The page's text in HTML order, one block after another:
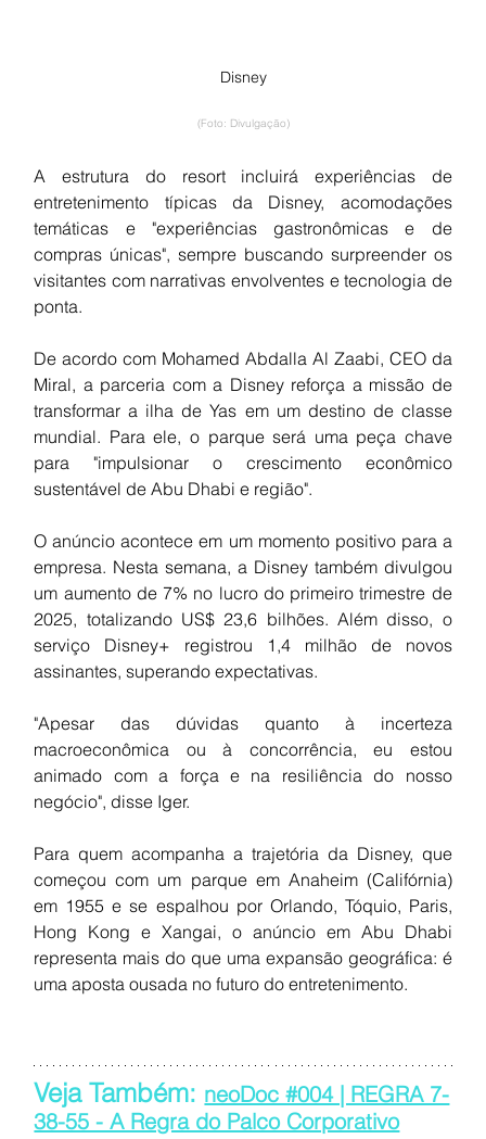
Disney
(Foto: Divulgação)
A estrutura do resort incluirá experiências de
entretenimento típicas da Disney, acomodações
temáticas e "experiências gastronômicas e de
compras únicas", sempre buscando surpreender os
visitantes com narrativas envolventes e tecnologia de
ponta.
De acordo com Mohamed Abdalla Al Zaabi, CEO da
Miral, a parceria com a Disney reforça a missão de
transformar a ilha de Yas em um destino de classe
mundial. Para ele, o parque será uma peça chave
para "impulsionar o crescimento econômico
sustentável de Abu Dhabi e região".
O anúncio acontece em um momento positivo para a
empresa. Nesta semana, a Disney também divulgou
um aumento de 7% no lucro do primeiro trimestre de
2025, totalizando US$ 23,6 bilhões. Além disso, o
serviço Disney+ registrou 1,4 milhão de novos
assinantes, superando expectativas.
"Apesar das dúvidas quanto à incerteza
macroeconômica ou à concorrência, eu estou
animado com a força e na resiliência do nosso
negócio", disse Iger.
Para quem acompanha a trajetória da Disney, que
começou com um parque em Anaheim (Califórnia)
em 1955 e se espalhou por Orlando, Tóquio, Paris,
Hong Kong e Xangai, o anúncio em Abu Dhabi
representa mais do que uma expansão geográfica: é
uma aposta ousada no futuro do entretenimento.
Veja Também: neoDoc #004 | REGRA 7-
38-55 - A Regra do Palco Corporativo